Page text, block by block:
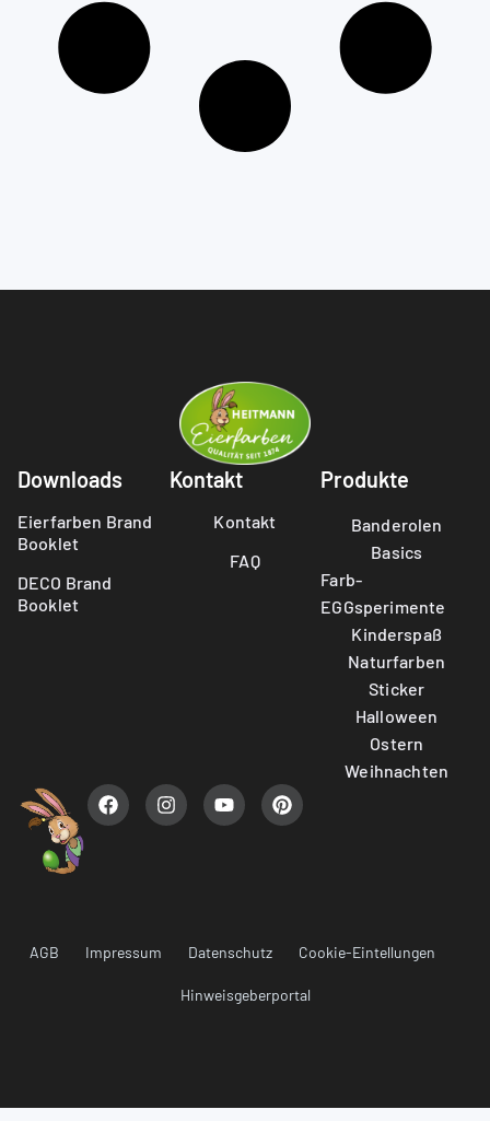
Downloads
Eierfarben Brand
Booklet
DECO Brand
Booklet
Kontakt
Kontakt
FAQ
Produkte
Banderolen
Basics
Farb-
EGGsperimente
Kinderspaß
Naturfarben
Sticker
Halloween
Ostern
Weihnachten
AGB Impressum Datenschutz Cookie-Eintellungen
Hinweisgeberportal